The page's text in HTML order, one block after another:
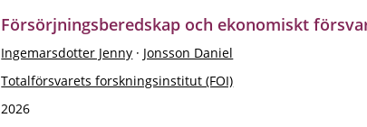
Försörjningsberedskap och ekonomiskt
Ingemarsdotter Jenny · Jonsson Daniel
Totalförsvarets forskningsinstitut (FOI)
2026